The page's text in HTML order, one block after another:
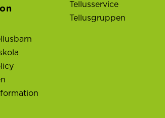
Tellusservice
Tellusgruppen